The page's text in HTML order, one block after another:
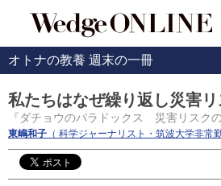
オトナの教養 週末の一冊
私たちはなぜ繰り返し災害
『ダチョウのパラドックス 災害リスクの
東嶋和子 （ 科学ジャーナリスト・筑波大学非常